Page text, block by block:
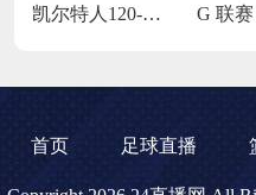
凯尔特人120-119险胜鹈鹕
G 联赛
首页 足球直播